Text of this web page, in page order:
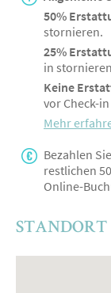
50%
stornieren.
25%
in
Keine
vor Check-
Mehr
Bezahlen
restlichen
Online-
STANDORT